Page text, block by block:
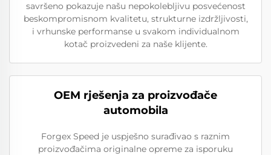
savršeno pokazuje našu nepokolebljivu posvećenost
beskompromisnom kvalitetu, strukturne izdržljivosti,
i vrhunske performanse u svakom individualnom
kotač proizvedeni za naše klijente.
OEM rješenja za proizvođače
automobila
Forgex Speed je uspješno surađivao s raznim
proizvođačima originalne opreme za isporuku